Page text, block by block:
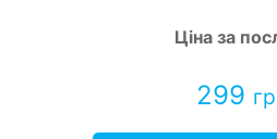
Ціна за
299